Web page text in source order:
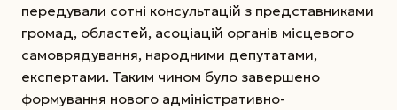
передували сотні консультацій з представниками
громад, областей, асоціацій органів місцевого
самоврядування, народними депутатами,
експертами. Таким чином було завершено
формування нового адміністративно-